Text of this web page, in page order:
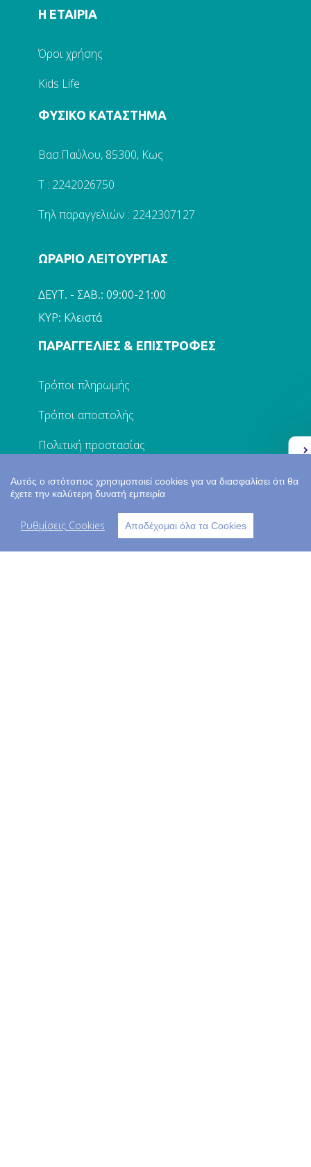
Η ΕΤΑΙΡΙΑ
Όροι χρήσης
Kids Life
ΦΥΣΙΚΟ ΚΑΤΑΣΤΗΜΑ
Βασ.Παύλου, 85300, Κως
Τ : 2242026750
Τηλ παραγγελιών : 2242307127
ΩΡΑΡΙΟ ΛΕΙΤΟΥΡΓΙΑΣ
ΔΕΥΤ. - ΣΑΒ.: 09:00-21:00
ΚΥΡ: Κλειστά
ΠΑΡΑΓΓΕΛΙΕΣ & ΕΠΙΣΤΡΟΦΕΣ
Τρόποι πληρωμής
Τρόποι αποστολής
Πολιτική προστασίας
Επικοινωνία
Αυτός ο ιστότοπος χρησιμοποιεί cookies για να διασφαλίσει ότι θα
έχετε την καλύτερη δυνατή εμπειρία
Ρυθμίσεις Cookies Αποδέχομαι όλα τα Cookies